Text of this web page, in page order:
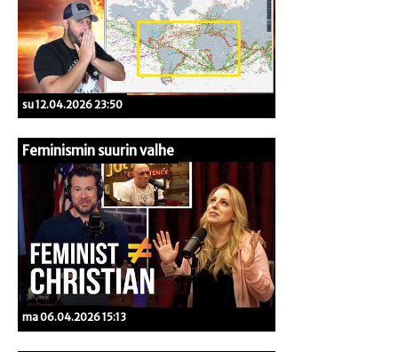
su 12.04.2026 23:50
Feminismin suurin valhe
ma 06.04.2026 15:13